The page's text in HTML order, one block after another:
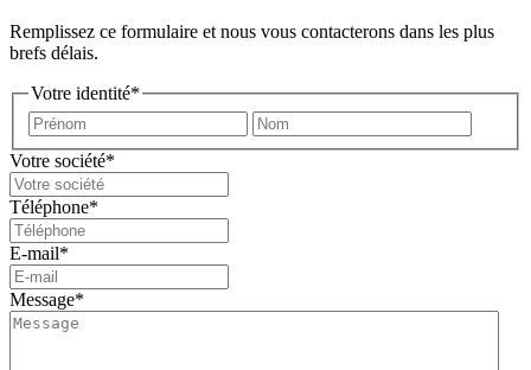
Remplissez ce formulaire et nous vous contacterons dans les plus
brefs délais.
Votre identité*
Prénom
Votre société*
Téléphone*
E-mail*
Message*